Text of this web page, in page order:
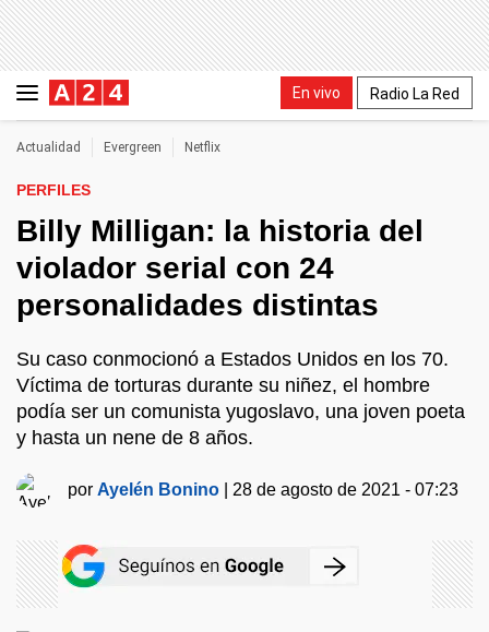
En vivo Radio La Red
Actualidad Evergreen Netflix
PERFILES
Billy Milligan: la historia del
violador serial con 24
personalidades distintas
Su caso conmocionó a Estados Unidos en los 70.
Víctima de torturas durante su niñez, el hombre
podía ser un comunista yugoslavo, una joven poeta
y hasta un nene de 8 años.
porAyelén Bonino 28 de agosto de 2021 - 07:23